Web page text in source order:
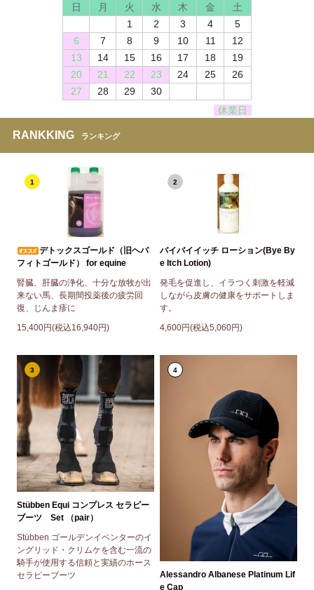
日
月 火 水 木 金
土
1
2 3 4
5
6
7 8 9 10 11
12
13
14 15 16 17 18
19
20
21 22 23 24 25
26
27
28 29
30
休業日
RANKKING ランキング
1
デトックスゴールド（旧ヘパ
フィトゴールド） for equine
腎臓、肝臓の浄化、十分な放牧が出
来ない馬、長期間投薬後の疲労回
復、じんま疹に
15,400円(税込16,940円)
2
バイバイイッチ ローション(Bye By
e Itch Lotion)
発毛を促進し、イラつく刺激を軽減
しながら皮膚の健康をサポートしま
す。
4,600円(税込5,060円)
3
Stübben Equi コンプレス セラピー
ブーツ Set （pair）
Stübben ゴールデンイベンターのイ
ングリッド・クリムケを含む一流の
騎手が使用する信頼と実績のホース
セラピーブーツ
4
Alessandro Albanese Platinum Lif
e Cap